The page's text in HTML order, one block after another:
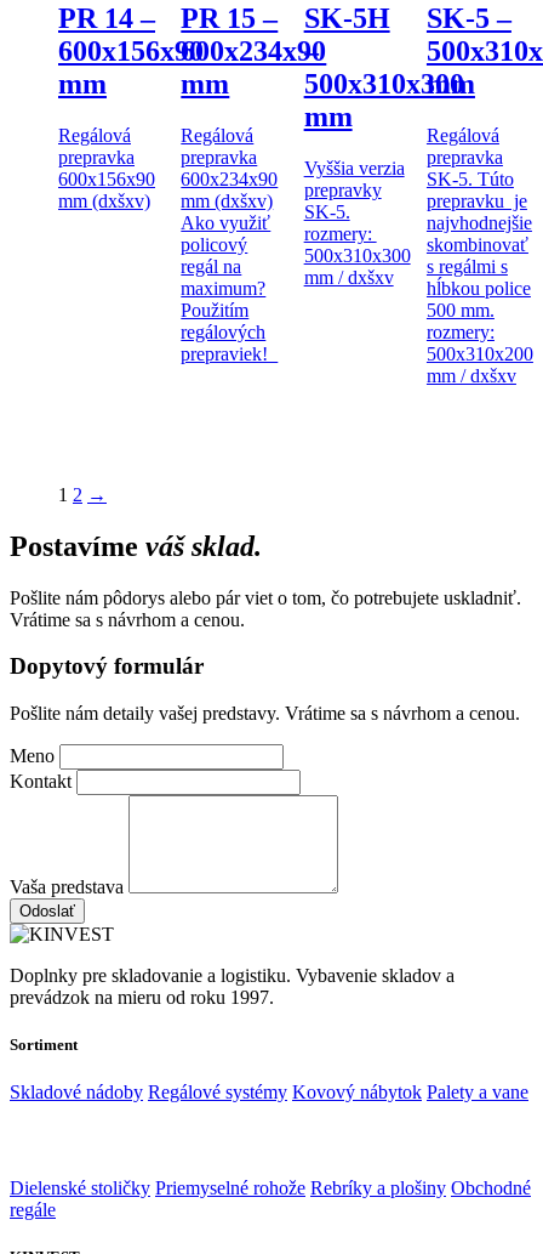
PR 14 –
600x156x90
mm
Regálová
prepravka
600x156x90
mm (dxšxv)
PR 15 –
600x234x90
mm
Regálová
prepravka
600x234x90
mm (dxšxv)
Ako využiť
policový
regál na
maximum?
Použitím
regálových
prepraviek!
SK-5H
–
500x310x300
mm
Vyššia verzia
prepravky
SK-5.
rozmery:
500x310x300
mm / dxšxv
SK-5 –
mm
Regálová
prepravka
SK-5. Túto
prepravku je
najvhodnejšie
skombinovať
s regálmi s
hĺbkou police
500 mm.
rozmery:
500x310x200
mm / dxšxv
1 2 →
Postavíme váš sklad.
Pošlite nám pôdorys alebo pár viet o tom, čo potrebujete uskladniť.
Vrátime sa s návrhom a cenou.
Dopytový formulár
Pošlite nám detaily vašej predstavy. Vrátime sa s návrhom a cenou.
Meno
Kontakt
Vaša predstava
Odoslať
Doplnky pre skladovanie a logistiku. Vybavenie skladov a
prevádzok na mieru od roku 1997.
Sortiment
Skladové nádoby Regálové systémy Kovový nábytok Palety a vane
Dielenské stoličky Priemyselné rohože Rebríky a plošiny Obchodné
regále